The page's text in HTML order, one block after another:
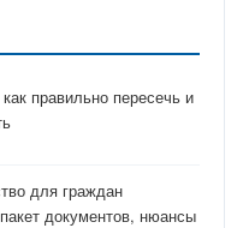
правильно пересечь и
для граждан
документов, нюансы